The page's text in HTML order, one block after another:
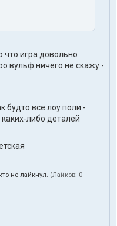
игра довольно
вульф ничего не скажу -
будто все лоу поли -
либо деталей
не лайкнул. (Лайков: 0 ·